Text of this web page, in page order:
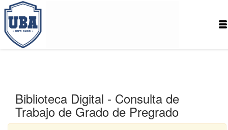
Biblioteca Digital - Consulta de
Trabajo de Grado de Pregrado